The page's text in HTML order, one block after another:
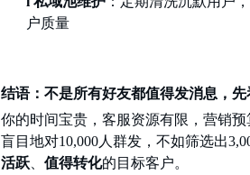
户质量
结语：不是所有好友都值得发消息，
你的时间宝贵，客服资源有限，营销
盲目地对10,000人群发，不如筛选出
活跃
值得转化的目标客户。